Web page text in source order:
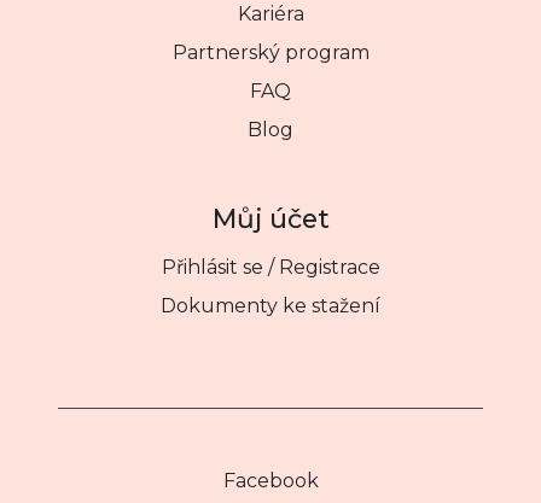
Kariéra
Partnerský program
FAQ
Blog
Můj účet
Přihlásit se / Registrace
Dokumenty ke stažení
Facebook